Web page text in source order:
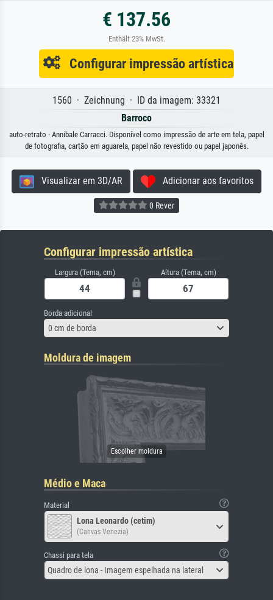
€ 137.56
Enthält 23% MwSt.
Configurar impressão artística
1560 · Zeichnung · ID da imagem: 33321
Barroco
auto-retrato · Annibale Carracci. Disponível como impressão de arte em tela, papel
de fotografia, cartão em aguarela, papel não revestido ou papel japonês.
Visualizar em 3D/AR Adicionar aos favoritos
0 Rever
Configurar impressão artística
Largura (Tema, cm) Altura (Tema, cm)
Borda adicional
0 cm de borda
Moldura de imagem
Médio e Maca
Material
Lona Leonardo (cetim)
(Canvas Venezia)
Chassi para tela
Quadro de lona - Imagem espelhada na lateral